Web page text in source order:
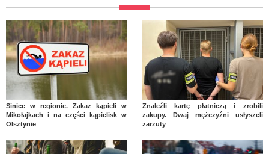
Sinice w regionie. Zakaz kąpieli w
Mikołajkach i na części kąpielisk w
Olsztynie
Znaleźli kartę płatniczą i zrobili
zakupy. Dwaj mężczyźni usłyszeli
zarzuty